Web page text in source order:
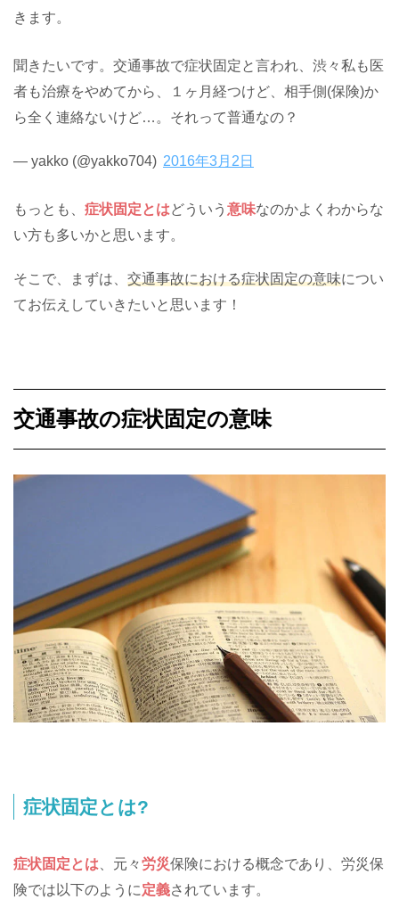
きます。
聞きたいです。交通事故で症状固定と言われ、渋々私も医
者も治療をやめてから、１ヶ月経つけど、相手側(保険)か
ら全く連絡ないけど…。それって普通なの？
— yakko (@yakko704) 2016年3月2日
もっとも、 症状固定とはどういう 意味なのかよくわからな
い方も多いかと思います。
そこで、まずは、 交通事故における症状固定の意味につい
てお伝えしていきたいと思います！
交通事故の症状固定の意味
症状固定とは?
症状固定とは 、元々労災保険における概念であり、労災保
険では以下のように定義されています。